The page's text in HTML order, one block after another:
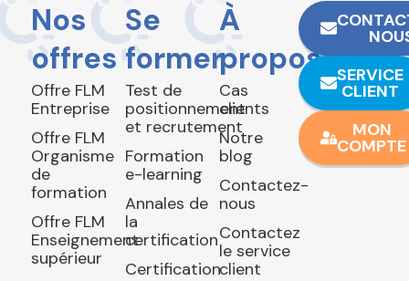
Nos
offres
Offre FLM
Entreprise
Offre FLM
Organisme
de
formation
Offre FLM
Enseignement
supérieur
Se
former
Test de
positionnement
et recrutement
Formation
e-learning
Annales de
la
certification
Certification
À
propos
Cas
clients
Notre
blog
Contactez-
nous
Contactez
le service
client
SERVICE
CLIENT
MON
COMPTE